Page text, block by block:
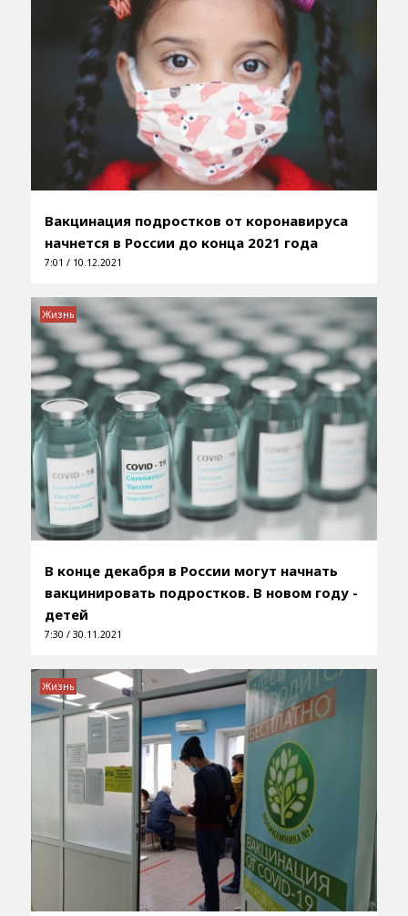
Вакцинация подростков от коронавируса
начнется в России до конца 2021 года
7:01 / 10.12.2021
В конце декабря в России могут начнать
вакцинировать подростков. В новом году -
детей
7:30 / 30.11.2021
Жизнь
Жизнь